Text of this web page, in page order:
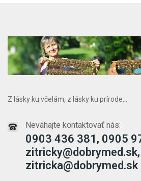
Z lásky ku včelám, z lásky ku prírode...
Neváhajte kontaktovať nás:
0903 436 381, 0905
zitricky@dobrymed.sk,
zitricka@dobrymed.sk